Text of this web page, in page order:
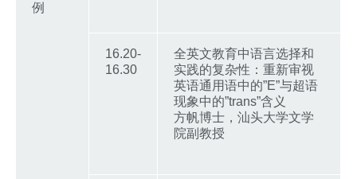
例
16.20-
16.30
全英文教育中语言选择和
实践的复杂性：重新审视
英语通用语中的”E”与超语
现象中的”trans”含义
方帆博士，汕头大学文学
院副教授